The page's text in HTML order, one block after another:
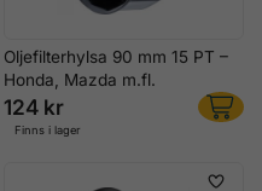
Oljefilterhylsa 90 mm 15 PT –
Honda, Mazda m.fl.
124 kr
Finns i lager